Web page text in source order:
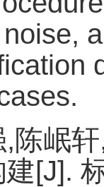
,陈岷
[J].